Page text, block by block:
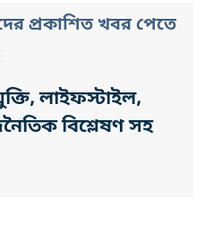
প্রকাশিত খবর পেতে
লাইফস্টাইল,
বিশ্লেষণ সহ